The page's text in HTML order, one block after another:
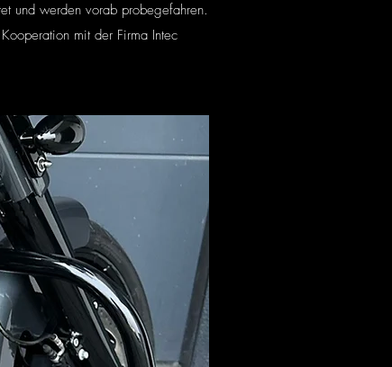
und werden vorab probegefahren.
mit der Firma Intec